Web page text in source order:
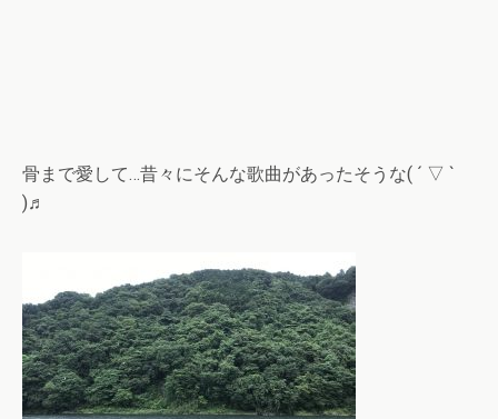
骨まで愛して…昔々にそんな歌曲があったそうな( ´ ▽ `
)♬